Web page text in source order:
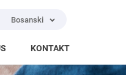
Bosanski
KONTAKT